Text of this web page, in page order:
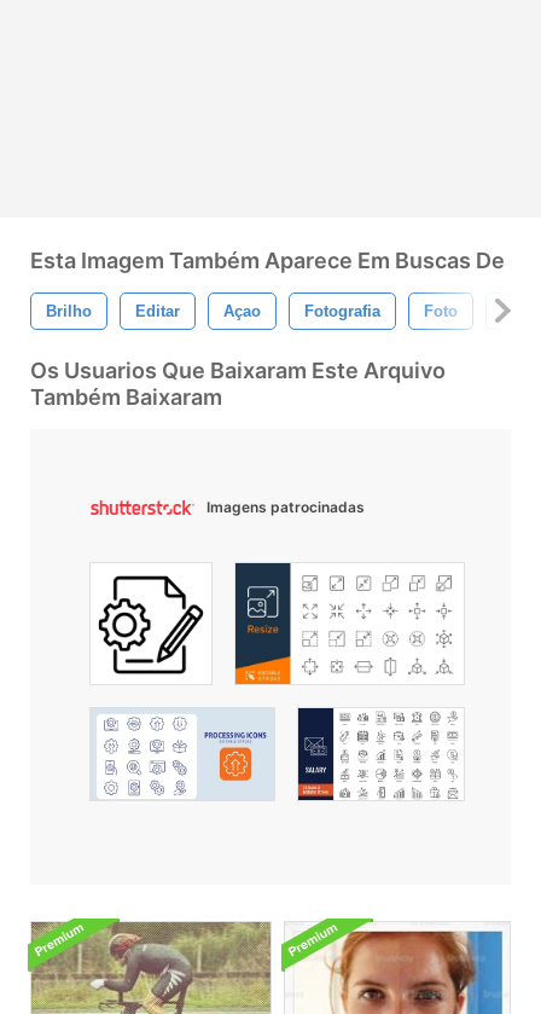
Esta Imagem Também Aparece Em Buscas De
Brilho Editar Açao Fotografia Foto
Os Usuarios Que Baixaram Este Arquivo
Também Baixaram
Imagens patrocinadas